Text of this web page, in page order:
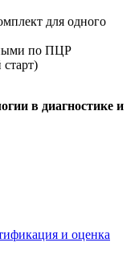
в диагностике и
и оценка